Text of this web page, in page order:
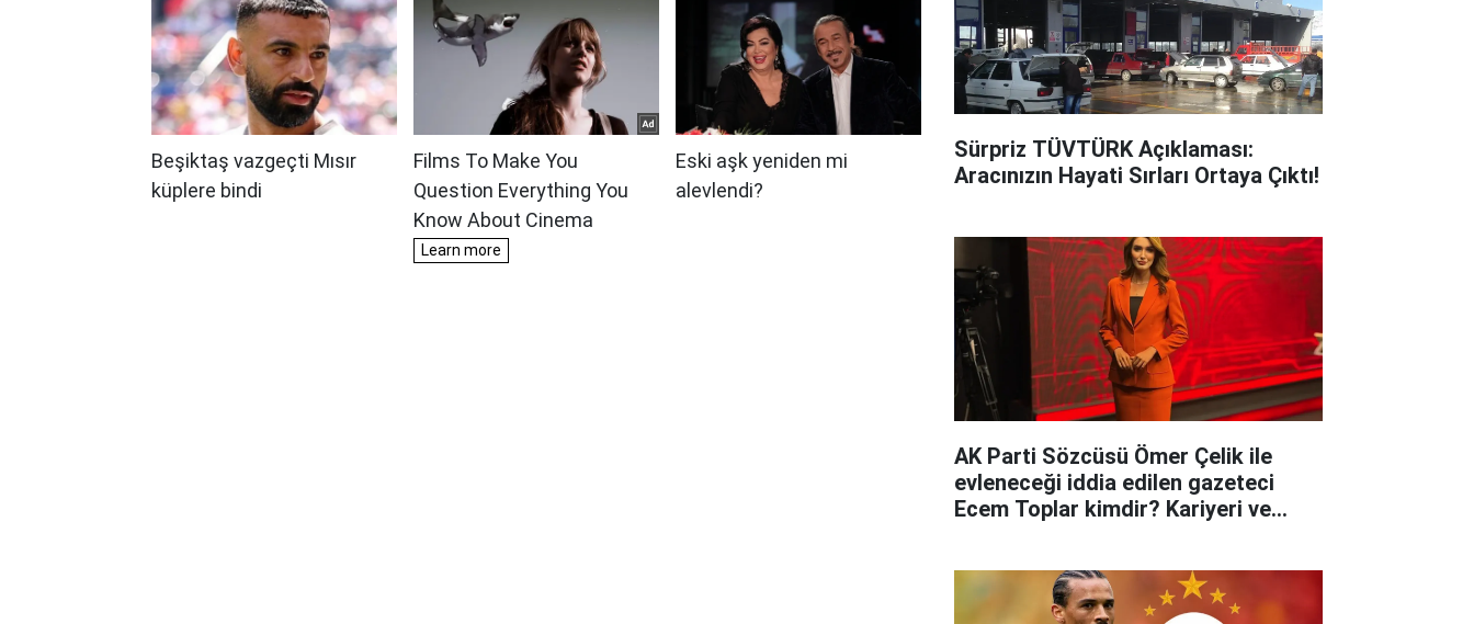
Sürpriz TÜVTÜRK Açıklaması:
Aracınızın Hayati Sırları Ortaya Çıktı!
AK Parti Sözcüsü Ömer Çelik ile
evleneceği iddia edilen gazeteci
Ecem Toplar kimdir? Kariyeri ve